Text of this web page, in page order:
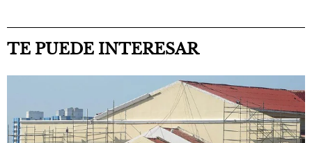
TE PUEDE INTERESAR